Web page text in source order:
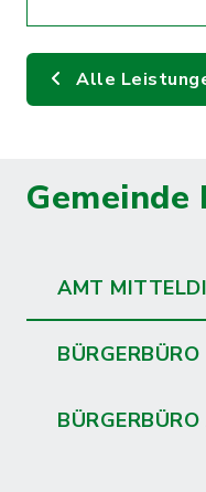
Alle
Gemeinde
AMT